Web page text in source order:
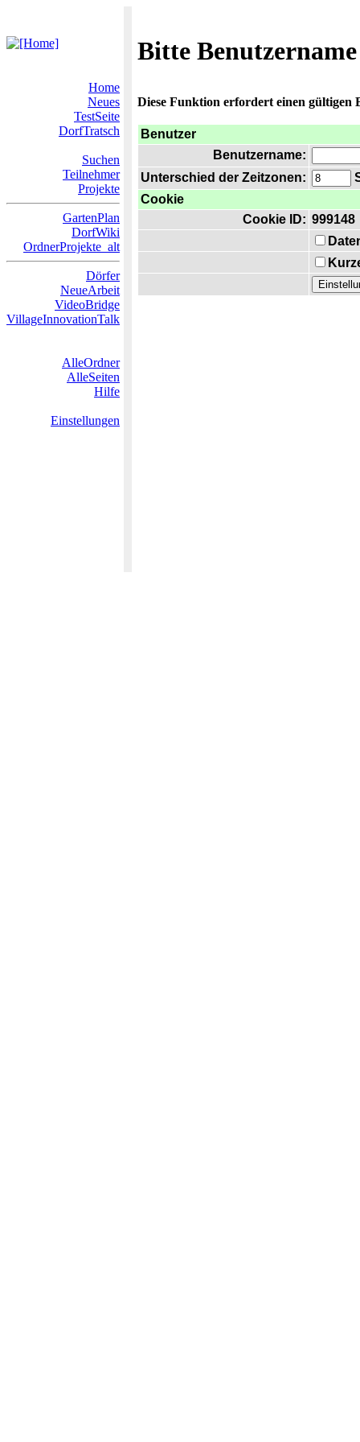
Bitte
Home
Neues
TestSeite
DorfTratsch
Suchen
Teilnehmer
Projekte
GartenPlan
DorfWiki
OrdnerProjekte_alt
Dörfer
NeueArbeit
VideoBridge
VillageInnovationTalk
AlleOrdner
AlleSeiten
Hilfe
Einstellungen
Diese Funktion erfordert einen gültigen
Benutzer
Benutzername:
Unterschied der Zeitzonen:
Cookie
Cookie ID: 999148